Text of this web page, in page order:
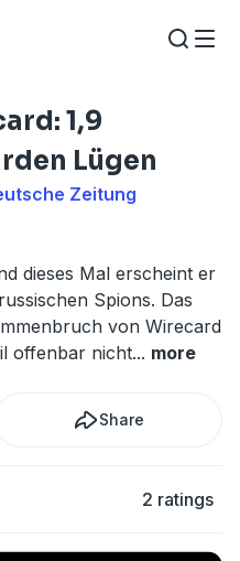
1,9
Lügen
Zeitung
dieses Mal erscheint er
Spions. Das
von Wirecard
offenbar nicht... more
Share
2 ratings